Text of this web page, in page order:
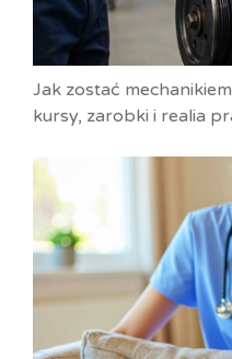
Jak zostać
kursy, zarobki i realia